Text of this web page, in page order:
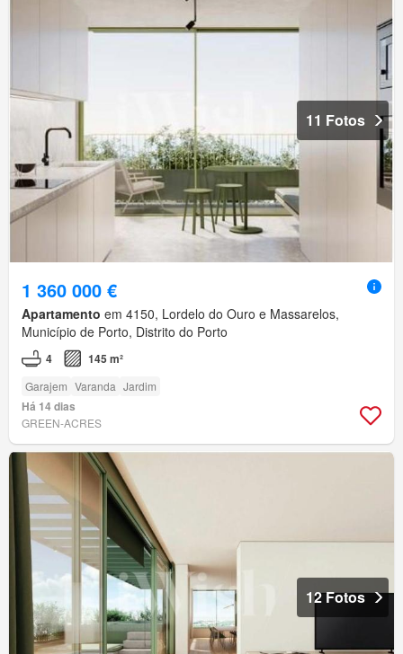
11 Fotos
1 360 000 €
Apartamento em 4150, Lordelo do Ouro e Massarelos,
Município de Porto, Distrito do Porto
4 145 m²
Garajem Varanda Jardim
Há 14 dias
GREEN-ACRES
12 Fotos